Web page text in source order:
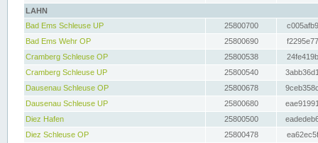
LAHN
Bad Ems Schleuse UP
25800700
Bad Ems Wehr OP
25800690
Cramberg Schleuse OP
25800538
Cramberg Schleuse UP
25800540
Dausenau Schleuse OP
25800678
Dausenau Schleuse UP
25800680
Diez Hafen
25800500
Diez Schleuse OP
25800478